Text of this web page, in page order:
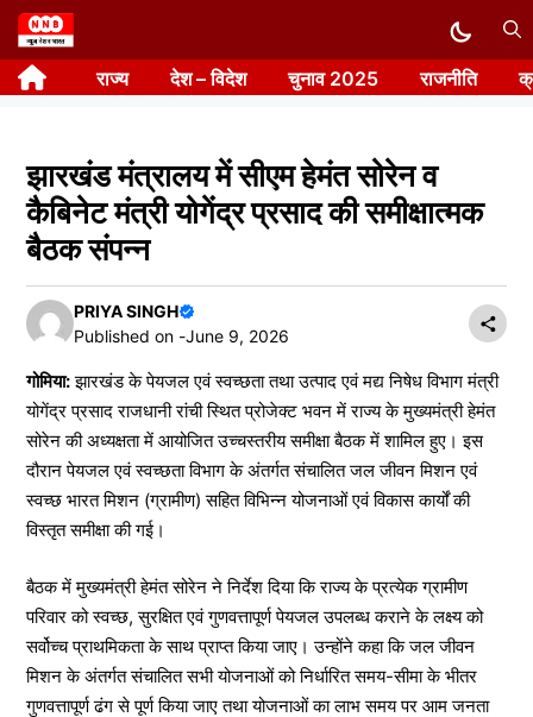
Skip
to
content राज्य देश – विदेश चुनाव 2025 राजनीति
झारखंड मंत्रालय में सीएम हेमंत सोरेन व
कैबिनेट मंत्री योगेंद्र प्रसाद की समीक्षात्मक
बैठक संपन्न
PRIYA SINGH
Published on -June 9, 2026
गोमिया:झारखंड के पेयजल एवं स्वच्छता तथा उत्पाद एवं मद्य निषेध विभाग मंत्री
योगेंद्र प्रसाद राजधानी रांची स्थित प्रोजेक्ट भवन में राज्य के मुख्यमंत्री हेमंत
सोरेन की अध्यक्षता में आयोजित उच्चस्तरीय समीक्षा बैठक में शामिल हुए। इस
दौरान पेयजल एवं स्वच्छता विभाग के अंतर्गत संचालित जल जीवन मिशन एवं
स्वच्छ भारत मिशन (ग्रामीण) सहित विभिन्न योजनाओं एवं विकास कार्यों की
विस्तृत समीक्षा की गई।
बैठक में मुख्यमंत्री हेमंत सोरेन ने निर्देश दिया कि राज्य के प्रत्येक ग्रामीण
परिवार को स्वच्छ, सुरक्षित एवं गुणवत्तापूर्ण पेयजल उपलब्ध कराने के लक्ष्य को
सर्वोच्च प्राथमिकता के साथ प्राप्त किया जाए। उन्होंने कहा कि जल जीवन
मिशन के अंतर्गत संचालित सभी योजनाओं को निर्धारित समय-सीमा के भीतर
गुणवत्तापूर्ण ढंग से पूर्ण किया जाए तथा योजनाओं का लाभ समय पर आम जनता